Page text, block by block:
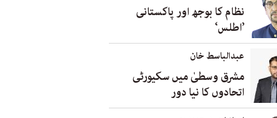
نظام کا بوجھ اور پاکستانی
’اطلس‘
عبدالباسط خان
مشرق وسطیٰ میں سکیورٹی
اتحادوں کا نیا دور